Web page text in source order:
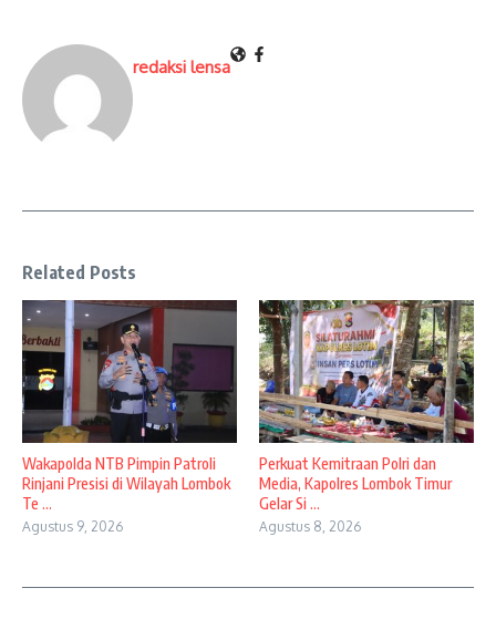
redaksi lensa
Related Posts
Wakapolda NTB Pimpin Patroli
Rinjani Presisi di Wilayah Lombok
Te ...
Agustus 9, 2026
Perkuat Kemitraan Polri dan
Media, Kapolres Lombok Timur
Gelar Si ...
Agustus 8, 2026